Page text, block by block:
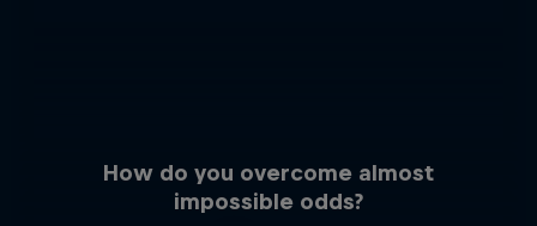
How do you overcome almost
impossible odds?